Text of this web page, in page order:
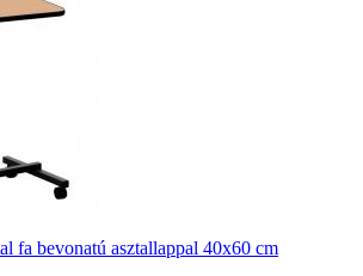
fa bevonatú asztallappal 40x60 cm